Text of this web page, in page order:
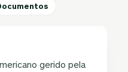
gerido pela